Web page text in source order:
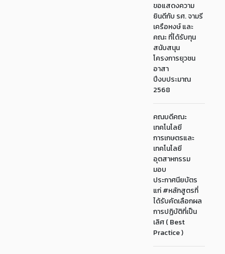
ขอแสดงความ
ยินดีกับ รศ. จามรี
เครือหงษ์ และ
คณะ ที่ได้รับทุน
สนับสนุน
โครงการยุวชน
อาสา
ปีงบประมาณ
2568
คณบดีคณะ
เทคโนโลยี
การเกษตรและ
เทคโนโลยี
อุตสาหกรรม
มอบ
ประกาศนียบัตร
แก่ #หลักสูตรที่
ได้รับคัดเลือกผล
การปฏิบัติที่เป็น
เลิศ ( Best
Practice )